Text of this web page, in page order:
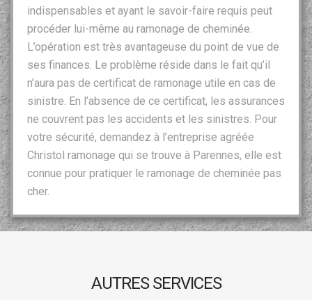
indispensables et ayant le savoir-faire requis peut
procéder lui-même au ramonage de cheminée.
L’opération est très avantageuse du point de vue de
ses finances. Le problème réside dans le fait qu’il
n’aura pas de certificat de ramonage utile en cas de
sinistre. En l’absence de ce certificat, les assurances
ne couvrent pas les accidents et les sinistres. Pour
votre sécurité, demandez à l’entreprise agréée
Christol ramonage qui se trouve à Parennes, elle est
connue pour pratiquer le ramonage de cheminée pas
cher.
AUTRES SERVICES